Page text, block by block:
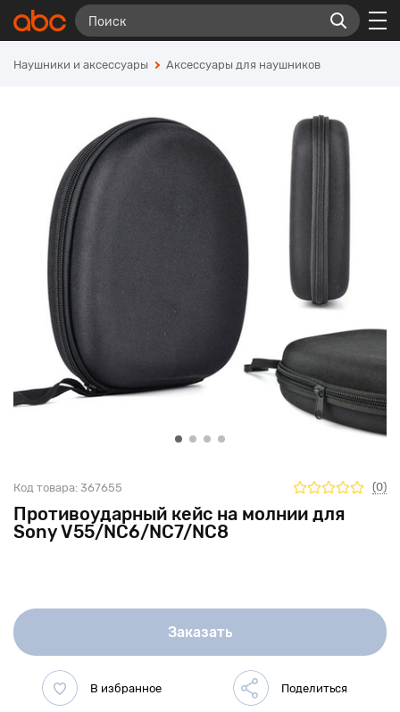
Наушники и аксессуары Аксессуары для наушников
Противоударный кейс на молнии для
Sony V55/NC6/NC7/NC8
Код товара: 367655 (0)
Заказать